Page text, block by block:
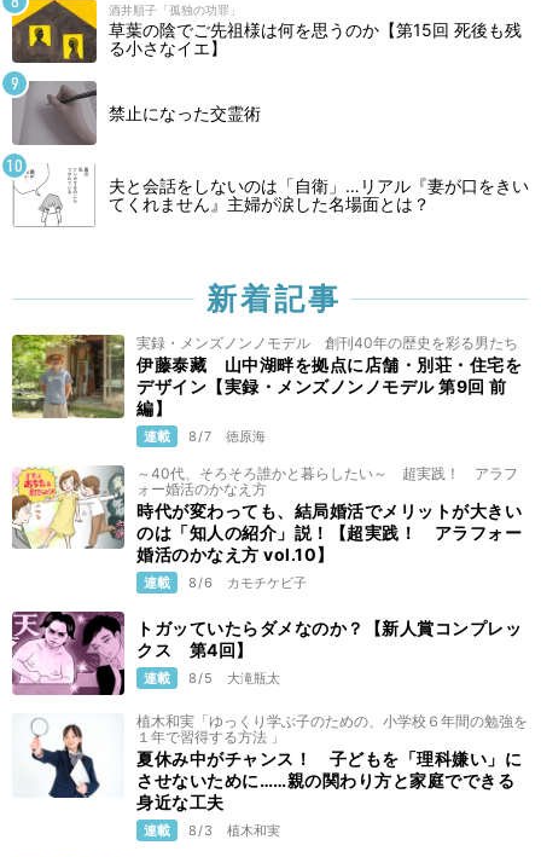
酒井順子「孤独の功罪」
草葉の陰でご先祖様は何を思うのか【第15回 死後も残
る小さなイエ】
禁止になった交霊術
夫と会話をしないのは「自衛」…リアル『妻が口をきい
てくれません』主婦が涙した名場面とは？
新着記事
実録・メンズノンノモデル 創刊40年の歴史を彩る男たち
伊藤泰藏 山中湖畔を拠点に店舗・別荘・住宅を
デザイン【実録・メンズノンノモデル 第9回 前
編】
連載 8/7 徳原海
～40代、そろそろ誰かと暮らしたい～ 超実践！ アラフ
ォー婚活のかなえ方
時代が変わっても、結局婚活でメリットが大きい
のは「知人の紹介」説！【超実践！ アラフォー
婚活のかなえ方 vol.10】
連載 8/6 カモチケビ子
トガッていたらダメなのか？【新人賞コンプレッ
クス 第4回】
連載 8/5 大滝瓶太
植木和実「ゆっくり学ぶ子のための、小学校６年間の勉強を
１年で習得する方法 」
夏休み中がチャンス！ 子どもを「理科嫌い」に
させないために……親の関わり方と家庭でできる
身近な工夫
連載 8/3 植木和実